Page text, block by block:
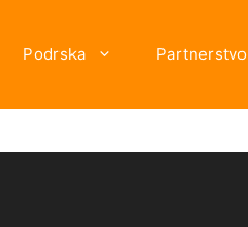
Podrska Partnerstvo